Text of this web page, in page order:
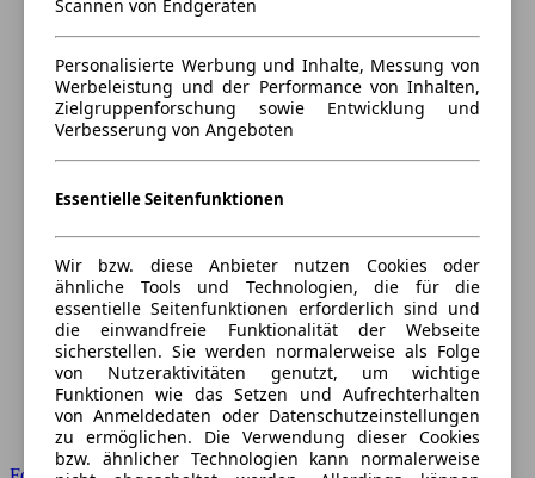
Scannen von Endgeräten
Personalisierte Werbung und Inhalte, Messung von
Werbeleistung und der Performance von Inhalten,
Zielgruppenforschung sowie Entwicklung und
Verbesserung von Angeboten
Essentielle Seitenfunktionen
Wir bzw. diese Anbieter nutzen Cookies oder
ähnliche Tools und Technologien, die für die
essentielle Seitenfunktionen erforderlich sind und
die einwandfreie Funktionalität der Webseite
sicherstellen. Sie werden normalerweise als Folge
von Nutzeraktivitäten genutzt, um wichtige
Funktionen wie das Setzen und Aufrechterhalten
von Anmeldedaten oder Datenschutzeinstellungen
zu ermöglichen. Die Verwendung dieser Cookies
bzw. ähnlicher Technologien kann normalerweise